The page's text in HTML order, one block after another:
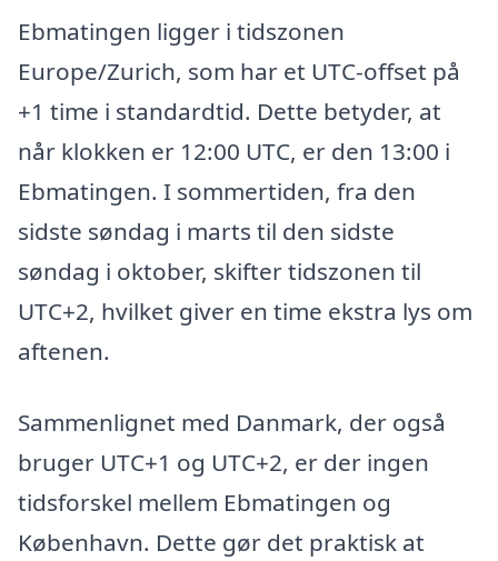
Ebmatingen ligger i tidszonen
Europe/Zurich, som har et UTC-offset på
+1 time i standardtid. Dette betyder, at
når klokken er 12:00 UTC, er den 13:00 i
Ebmatingen. I sommertiden, fra den
sidste søndag i marts til den sidste
søndag i oktober, skifter tidszonen til
UTC+2, hvilket giver en time ekstra lys om
aftenen.
Sammenlignet med Danmark, der også
bruger UTC+1 og UTC+2, er der ingen
tidsforskel mellem Ebmatingen og
København. Dette gør det praktisk at